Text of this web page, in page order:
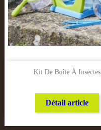
Kit De Boîte À Insectes
Détail article